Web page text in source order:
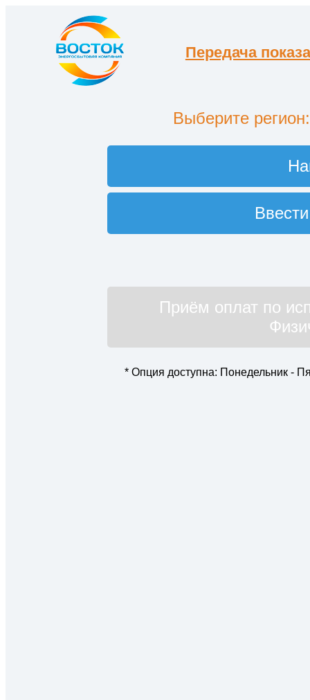
Передача
Выберите регион:
Приём оплат по
* Опция доступна: Понедельник -